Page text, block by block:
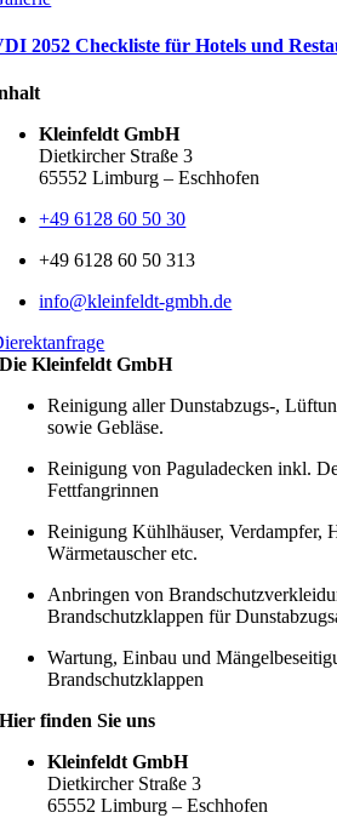
2052 Checkliste für Hotels und
Kleinfeldt GmbH
Dietkircher Straße 3
65552 Limburg – Eschhofen
+49 6128 60 50 30
+49 6128 60 50 313
info@kleinfeldt-gmbh.de
Die Kleinfeldt GmbH
Reinigung aller Dunstabzugs-,
sowie Gebläse.
Reinigung von Paguladecken inkl.
Fettfangrinnen
Reinigung Kühlhäuser, Verdampfer,
Wärmetauscher etc.
Anbringen von
Brandschutzklappen für
Wartung, Einbau und
Brandschutzklappen
Hier finden Sie uns
Kleinfeldt GmbH
Dietkircher Straße 3
65552 Limburg – Eschhofen